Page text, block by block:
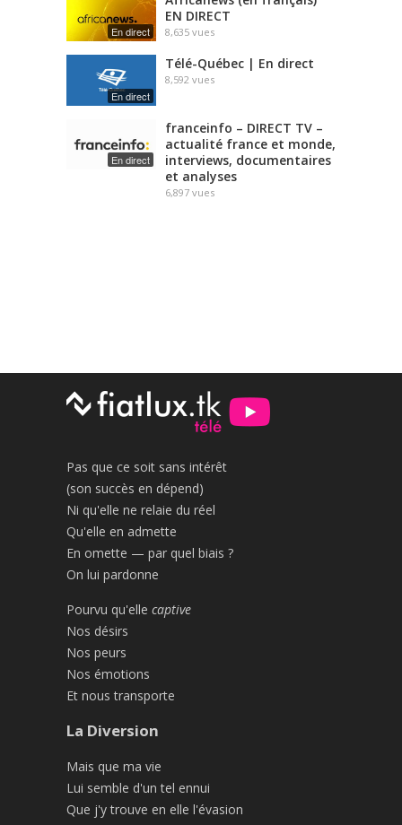
En direct
EN DIRECT
8,635 vues
En direct
Télé-Québec | En direct
8,592 vues
En direct
franceinfo – DIRECT TV –
actualité france et monde,
interviews, documentaires
et analyses
6,897 vues
Pas que ce soit sans intérêt
(son succès en dépend)
Ni qu'elle ne relaie du réel
Qu'elle en admette
En omette — par quel biais ?
On lui pardonne
Pourvu qu'elle captive
Nos désirs
Nos peurs
Nos émotions
Et nous transporte
La Diversion
Mais que ma vie
Lui semble d'un tel ennui
Que j'y trouve en elle l'évasion